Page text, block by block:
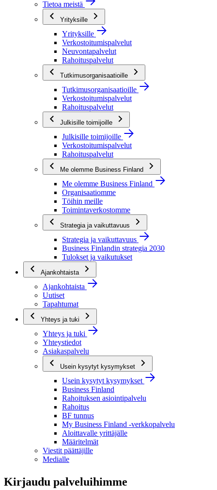
Tietoa meistä
Yrityksille
Yrityksille
Verkostoitumispalvelut
Neuvontapalvelut
Rahoituspalvelut
Tutkimusorganisaatioille
Tutkimusorganisaatioille
Verkostoitumispalvelut
Rahoituspalvelut
Julkisille toimijoille
Julkisille toimijoille
Verkostoitumispalvelut
Rahoituspalvelut
Me olemme Business Finland
Me olemme Business Finland
Organisaatiomme
Töihin meille
Toimintaverkostomme
Strategia ja vaikuttavuus
Strategia ja vaikuttavuus
Business Finlandin strategia 2030
Tulokset ja vaikutukset
Ajankohtaista
Ajankohtaista
Uutiset
Tapahtumat
Yhteys ja tuki
Yhteys ja tuki
Yhteystiedot
Asiakaspalvelu
Usein kysytyt kysymykset
Usein kysytyt kysymykset
Business Finland
Rahoituksen asiointipalvelu
Rahoitus
BF tunnus
My Business Finland -verkkopalvelu
Aloittavalle yrittäjälle
Määritelmät
Viestit päättäjille
Medialle
Kirjaudu palveluihimme